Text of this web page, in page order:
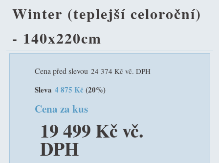
Winter (teplejší celoroční)
- 140x220cm
Cena před slevou 24 374 Kč vč. DPH
Sleva 4 875 Kč (20%)
Cena za kus
19 499 Kč vč.
DPH